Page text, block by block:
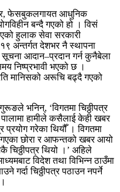
फेसबुकलगायत आधुनिक
बन्दै गएको हो । विसं
हुलाक सेवा सरकारी
अन्तर्गत देशभर नै स्थापना
सूचना आदान–प्रदान गर्न कुनैबेला
निष्प्रभावी भएको छ ।
मानिसको अरूचि बढ्दै गएको
भनिन्, ‘विगतमा चिठ्ठीपत्र
पालामा हामीले कसैलाई केही खबर
प्रयोग गरेका थियौँ । विगतमा
छोरा र आफन्तको खबर आयो
चिठ्ठीपत्र थियो ।’ अहिले
विदेश तथा विभिन्न ठाउँमा
चिठ्ठीपत्र पठाउन नपर्ने